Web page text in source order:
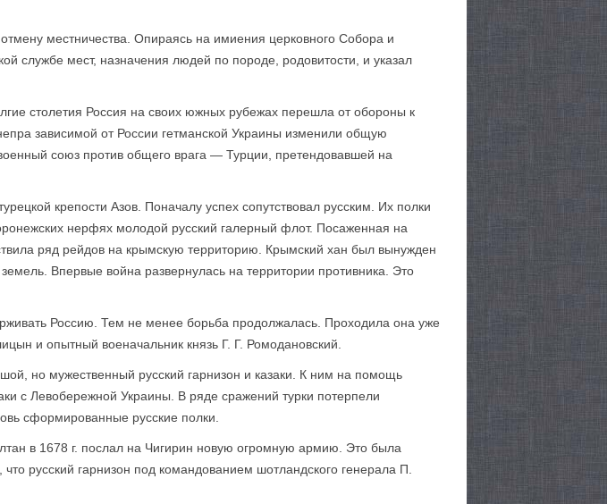
местничества. Опираясь на имиения церковного Собора и
службе мест, назначения людей по породе, родовитости, и указал
столетия Россия на своих южных рубежах перешла от обороны к
зависимой от России гетманской Украины изменили общую
союз против общего врага — Турции, претендовавшей на
крепости Азов. Поначалу успех сопутствовал русским. Их полки
нерфях молодой русский галерный флот. Посаженная на
ряд рейдов на крымскую территорию. Крымский хан был вынужден
Впервые война развернулась на территории противника. Это
Россию. Тем не менее борьба продолжалась. Проходила она уже
и опытный военачальник князь Г. Г. Ромодановский.
но мужественный русский гарнизон и казаки. К ним на помощь
с Левобережной Украины. В ряде сражений турки потерпели
сформированные русские полки.
в 1678 г. послал на Чигирин новую огромную армию. Это была
русский гарнизон под командованием шотландского генерала П.